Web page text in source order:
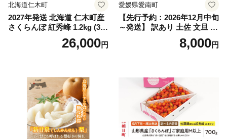
北海道仁木町
2027年発送 北海道 仁木町産
さくらんぼ 紅秀峰 1.2kg (300
g×4パック) Lサイズ以上 旬
桜桃 産地直送 サクランボ チ
26,000円
愛媛県愛南町
【先行予約：2026年12月中旬
～発送】 訳あり 土佐 文旦 8k
g (Mサイズ以上サイズミック
ス) 8000円 わけあり ぶんた
産 農家直送 期間限定 特産品
サイズミックス くらもとフ
ァーム 愛南町 愛媛県
8,000円